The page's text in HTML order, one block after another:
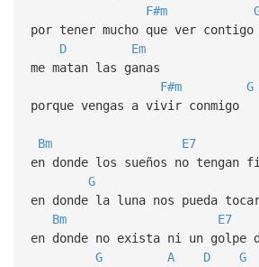
F#m
por tener mucho que ver contigo
D
Em
me matan las ganas
F#m
G
porque vengas a vivir conmigo
Bm
E7
en donde los sueños no tengan
G
en donde la luna nos pueda
Bm
E7
en donde no exista ni un golpe
G
A D
G